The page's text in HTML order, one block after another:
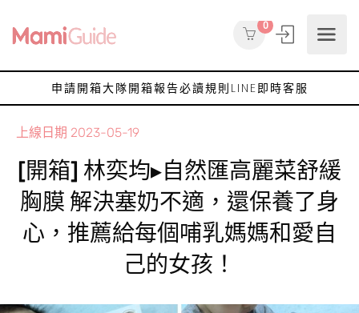
0
申請開箱大隊開箱報告必讀規則 LINE即時客服
上線日期 2023-05-19
[開箱] 林奕均▸自然匯高麗菜舒緩
胸膜 解決塞奶不適，還保養了身
心，推薦給每個哺乳媽媽和愛自
己的女孩！